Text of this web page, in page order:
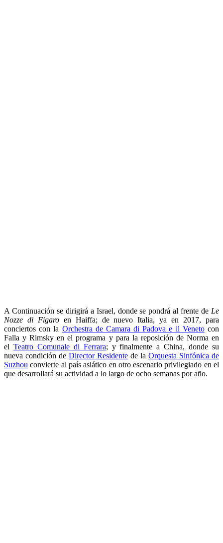
A Continuación se dirigirá a Israel, donde se pondrá al frente de Le
Nozze di Figaro en Haiffa; de nuevo Italia, ya en 2017, para
conciertos con la Orchestra de Camara di Padova e il Venetocon
Falla y Rimsky en el programa y para la reposición de Norma en
el Teatro Comunale di Ferrara; y finalmente a China, donde su
nueva condición de Director Residente de la Orquesta Sinfónica de
Suzhou convierte al país asiático en otro escenario privilegiado en el
que desarrollará su actividad a lo largo de ocho semanas por año.